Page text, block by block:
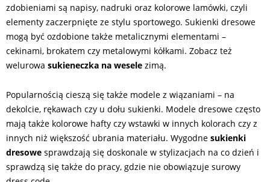
zdobieniami są napisy, nadruki oraz kolorowe lamówki, czyli
elementy zaczerpnięte ze stylu sportowego. Sukienki dresowe
mogą być ozdobione także metalicznymi elementami –
cekinami, brokatem czy metalowymi kółkami. Zobacz też
welurowa sukieneczka na wesele zimą.
Popularnością cieszą się także modele z wiązaniami – na
dekolcie, rękawach czy u dołu sukienki. Modele dresowe często
mają także kolorowe hafty czy wstawki w innych kolorach czy z
innych niż większość ubrania materiału. Wygodne sukienki
dresowe sprawdzają się doskonale w stylizacjach na co dzień i
sprawdzą się także do pracy, gdzie nie obowiązuje surowy